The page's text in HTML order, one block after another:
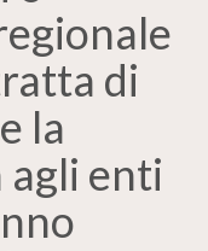
di
la
agli enti